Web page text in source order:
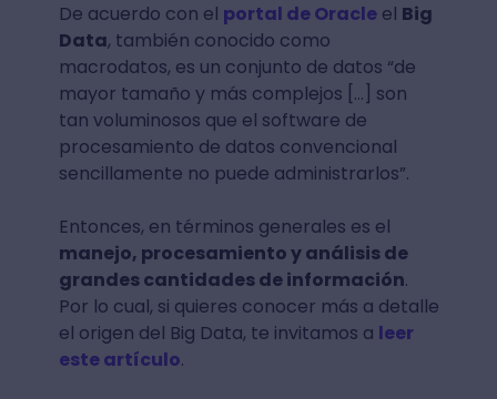
De acuerdo con el portal de Oracleel Big
Data, también conocido como
macrodatos, es un conjunto de datos “de
mayor tamaño y más complejos […] son
tan voluminosos que el software de
procesamiento de datos convencional
sencillamente no puede administrarlos”.
Entonces, en términos generales es el
manejo, procesamiento y análisis de
grandes cantidades de información.
Por lo cual, si quieres conocer más a detalle
el origen del Big Data, te invitamos a leer
este artículo.